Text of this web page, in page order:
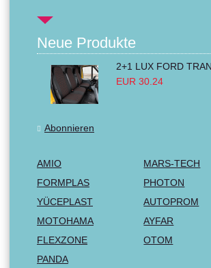
Neue Produkte
EUR 30.24
Abonnieren
AMIO
MARS-TECH
FORMPLAS
PHOTON
YÜCEPLAST
AUTOPROM
MOTOHAMA
AYFAR
FLEXZONE
OTOM
PANDA